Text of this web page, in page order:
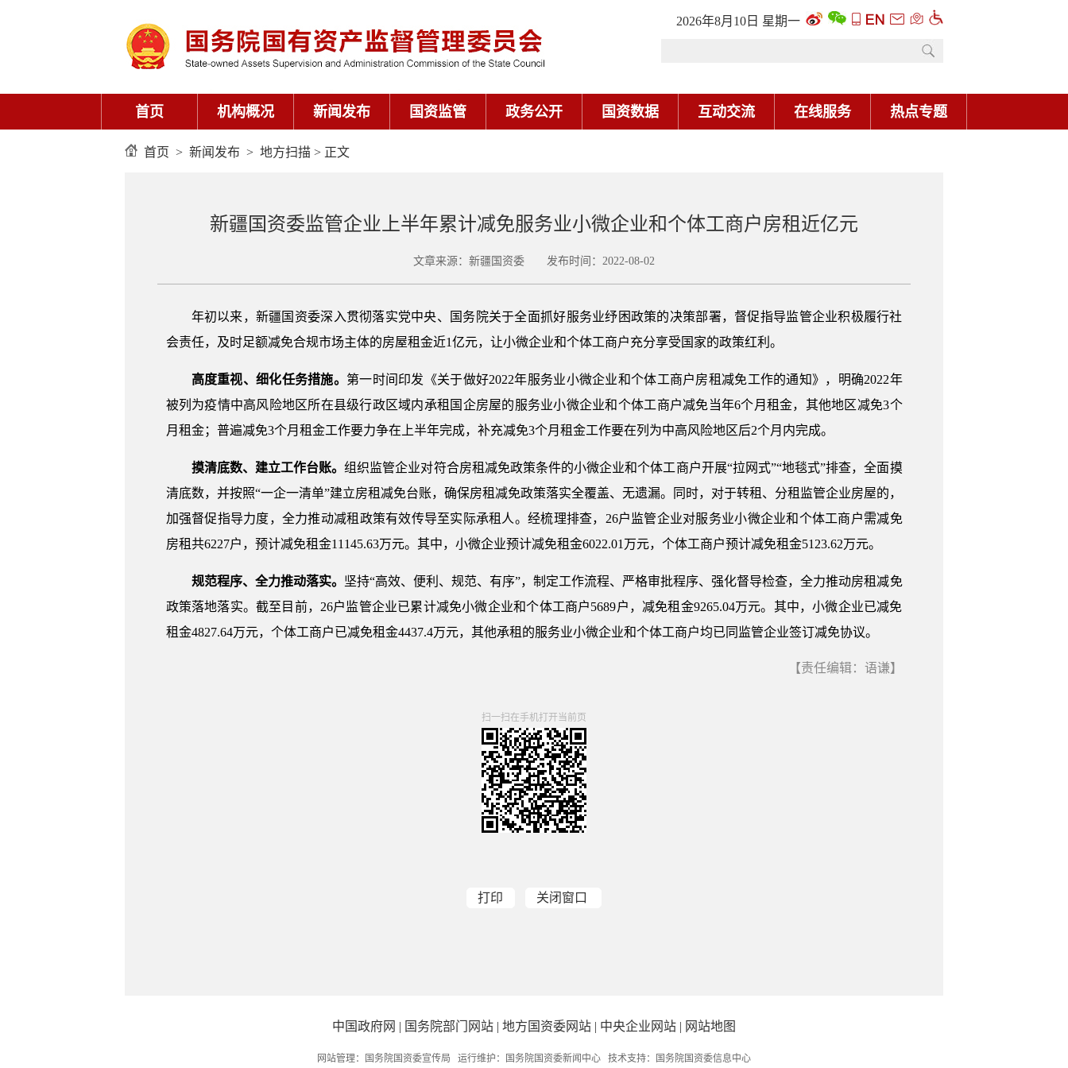
2026年8月10日 星期一
首页 机构概况 新闻发布 国资监管 政务公开 国资数据 互动交流 在线服务 热点专题
首页 > 新闻发布 > 地方扫描 > 正文
新疆国资委监管企业上半年累计减免服务业小微企业和个体工商户房租近亿元
文章来源：新疆国资委 发布时间：2022-08-02
年初以来，新疆国资委深入贯彻落实党中央、国务院关于全面抓好服务业纾困政策的决策部署，督促指导监管企业积极履行社
会责任，及时足额减免合规市场主体的房屋租金近1亿元，让小微企业和个体工商户充分享受国家的政策红利。
高度重视、细化任务措施。 第一时间印发《关于做好2022年服务业小微企业和个体工商户房租减免工作的通知》，明确2022年
被列为疫情中高风险地区所在县级行政区域内承租国企房屋的服务业小微企业和个体工商户减免当年6个月租金，其他地区减免3个
月租金；普遍减免3个月租金工作要力争在上半年完成，补充减免3个月租金工作要在列为中高风险地区后2个月内完成。
摸清底数、建立工作台账。组织监管企业对符合房租减免政策条件的小微企业和个体工商户开展“拉网式”“地毯式”排查，全面摸
清底数，并按照“一企一清单”建立房租减免台账，确保房租减免政策落实全覆盖、无遗漏。同时，对于转租、分租监管企业房屋的，
加强督促指导力度，全力推动减租政策有效传导至实际承租人。经梳理排查，26户监管企业对服务业小微企业和个体工商户需减免
房租共6227户，预计减免租金11145.63万元。其中，小微企业预计减免租金6022.01万元，个体工商户预计减免租金5123.62万元。
规范程序、全力推动落实。 坚持“高效、便利、规范、有序”，制定工作流程、严格审批程序、强化督导检查，全力推动房租减免
政策落地落实。截至目前，26户监管企业已累计减免小微企业和个体工商户5689户，减免租金9265.04万元。其中，小微企业已减免
租金4827.64万元，个体工商户已减免租金4437.4万元，其他承租的服务业小微企业和个体工商户均已同监管企业签订减免协议。
【责任编辑：语谦】
扫一扫在手机打开当前页
打印 关闭窗口